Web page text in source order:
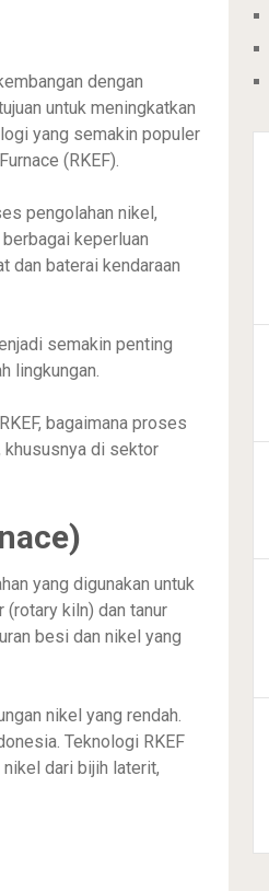
dengan
untuk meningkatkan
yang semakin populer
(RKEF).
pengolahan nikel,
keperluan
dan baterai kendaraan
semakin penting
lingkungan.
bagaimana proses
khususnya di sektor
yang digunakan untuk
kiln) dan tanur
besi dan nikel yang
nikel yang rendah.
Teknologi RKEF
dari bijih laterit,